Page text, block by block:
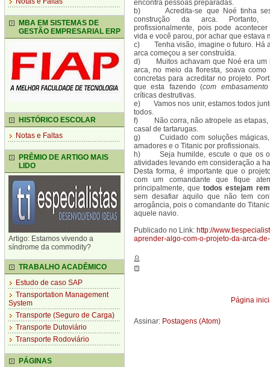
MBA EM SISTEMAS DE
GESTÃO EMPRESARIAL ERP
HISTÓRICO ESCOLAR
Notas e Faltas
PRÊMIO DE ARTIGO MAIS
LIDO
Artigo: Estamos vivendo a
síndrome da commodity?
TRABALHO ACADÊMICO
Estudo de caso SAP
Transportation Management
System
Transporte (Seguro de Carga)
Transporte Dutoviário
Transporte Rodoviário
PÁGINAS
encontra pessoas preparadas.
b) Acredita-se que Noé tinha
construção da arca. Portanto,
profissionalmente, pois pode
vida e você parou, por achar que estava
c) Tenha visão, imagine o futuro. Há
arca começou a ser construída.
d) Muitos achavam que Noé era um
arca, no meio da floresta, soava
concretas para acreditar no projeto.
que esta fazendo (com
críticas destrutivas.
e) Vamos nos unir, estamos todos
todos.
f) Não corra, não atropele as etapas,
casal de tartarugas.
g) Cuidado com soluções mágicas,
amadores e o Titanic por profissionais.
h) Seja humilde, escute o que os
atividades levando em consideração a
Desta forma, é importante que o
com um comandante que fique
principalmente, que todos estejam
sem desafiar aquilo que não tem
arrogância, pois o comandante do
aquele navio.
Publicado no Link: http://
aprender-algo-com-o-projeto-da-arca-
Página
Assinar: Postagens (Atom)